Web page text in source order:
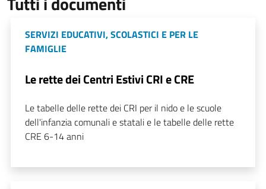
SERVIZI EDUCATIVI, SCOLASTICI E PER LE
FAMIGLIE
Le rette dei Centri Estivi CRI e CRE
Le tabelle delle rette dei CRI per il nido e le scuole
dell'infanzia comunali e statali e le tabelle delle rette
CRE 6-14 anni